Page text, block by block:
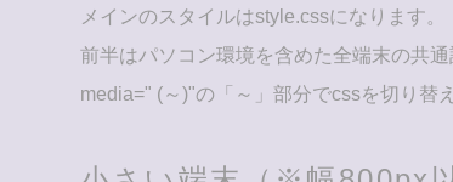
メインのスタイルはstyle.cssになります。
前半はパソコン環境を含めた全端末の共
media=" (～)"の「～」部分でcssを切り替